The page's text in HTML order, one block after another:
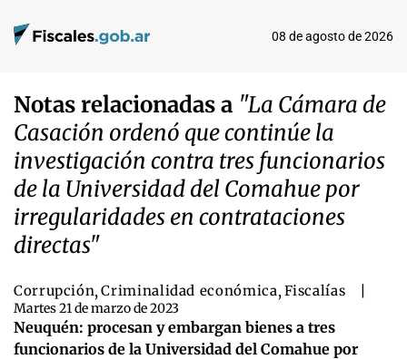
08 de agosto de 2026
Notas relacionadas a "La Cámara de
Casación ordenó que continúe la
investigación contra tres funcionarios
de la Universidad del Comahue por
irregularidades en contrataciones
directas"
Corrupción, Criminalidad económica, Fiscalías
Martes 21 de marzo de 2023
Neuquén: procesan y embargan bienes a tres
funcionarios de la Universidad del Comahue por